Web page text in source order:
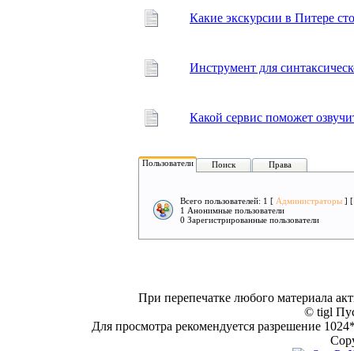
Какие экскурсии в Питере
Инструмент для
Какой сервис поможет
Пользователи Поиск Права
Всего пользователей: 1 [ Администраторы ]
1 Анонимные пользователи
0 Зарегистрированные пользователи
При перепечатке любого материала
© tigl
Для просмотра рекомендуется разрешение